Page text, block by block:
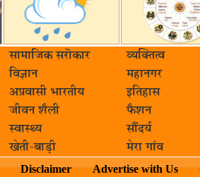
सामाजिक सरॊकार‌
व्यक्तित्व
विज्ञान
महानगर
अप्रवासी भारतीय
इतिहास
जीवन शैली
फैशन
स्वास्थ्य
सौंदर्य
खेती-बाड़ी मेरा गांव
Disclaimer Advertise with Us